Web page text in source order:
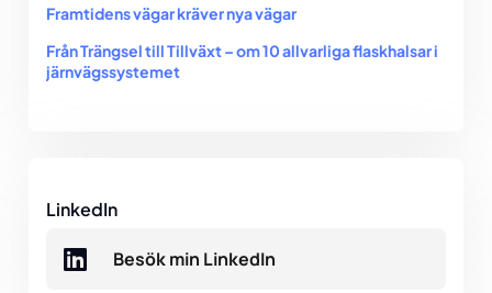
Framtidens vägar kräver nya vägar
Från Trängsel till Tillväxt – om 10 allvarliga flaskhalsar i
järnvägssystemet
LinkedIn
Besök min LinkedIn